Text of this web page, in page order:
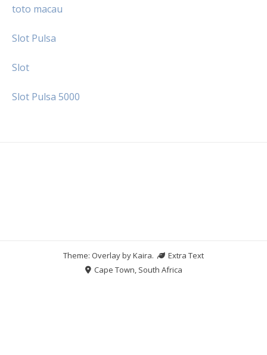
toto macau
Slot Pulsa
Slot
Slot Pulsa 5000
Theme: Overlay byKaira.
Extra Text
Cape Town, South Africa